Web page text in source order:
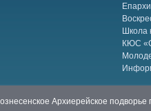
Школа
КЮС
Архиерейское подворье